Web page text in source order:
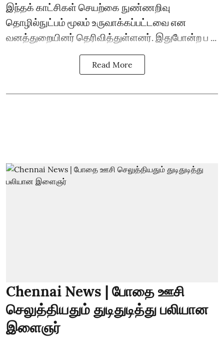
இந்தக் காட்சிகள் செயற்கை நுண்ணறிவு
தொழில்நுட்பம் மூலம் உருவாக்கப்பட்டவை என
வனத்துறையினர் தெரிவித்துள்ளனர். இதுபோன்ற ப ...
Read More
Chennai News | போதை ஊசி
செலுத்தியதும் துடிதுடித்து பலியான
இளைஞர்